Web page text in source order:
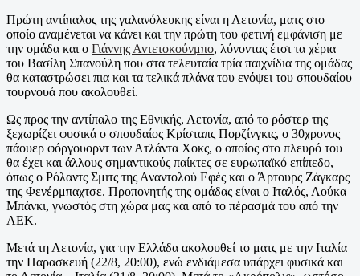
Πρώτη αντίπαλος της γαλανόλευκης είναι η Λετονία, ματς στο
οποίο αναμένεται να κάνει και την πρώτη του φετινή εμφάνιση με
την ομάδα και ο Γιάννης Αντετοκούνμπο, λύνοντας έτσι τα χέρια
του Βασίλη Σπανούλη που στα τελευταία τρία παιχνίδια της ομάδας
θα καταστρώσει πια και τα τελικά πλάνα του ενόψει του σπουδαίου
τουρνουά που ακολουθεί.
Ως προς την αντίπαλο της Εθνικής, Λετονία, από το ρόστερ της
ξεχωρίζει φυσικά ο σπουδαίος Κρίσταπς Πορζίνγκις, ο 30χρονος
πάουερ φόργουορντ των Ατλάντα Χοκς, ο οποίος στο πλευρό του
θα έχει και άλλους σημαντικούς παίκτες σε ευρωπαϊκό επίπεδο,
όπως ο Ρόλαντς Σμιτς της Αναντολού Εφές και ο Άρτουρς Ζάγκαρς
της Φενέρμπαχτσε. Προπονητής της ομάδας είναι ο Ιταλός, Λούκα
Μπάνκι, γνωστός στη χώρα μας και από το πέρασμά του από την
ΑΕΚ.
Μετά τη Λετονία, για την Ελλάδα ακολουθεί το ματς με την Ιταλία
την Παρασκευή (22/8, 20:00), ενώ ενδιάμεσα υπάρχει φυσικά και